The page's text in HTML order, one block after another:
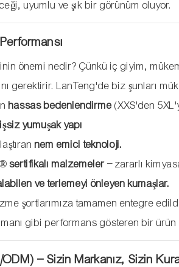
uyumlu ve şık bir görünüm oluyor.
önemi nedir? Çünkü iç giyim,
gerektirir. LanTeng'de biz şunları
hassas bedenlendirme (XXS'den
yumuşak yapı
nem emici teknoloji.
sertifikalı malzemeler – zararlı
ve terlemeyi önleyen kumaşlar.
şortlarımıza tamamen entegre
gibi performans gösteren bir ürün
– Sizin Markanız, Sizin